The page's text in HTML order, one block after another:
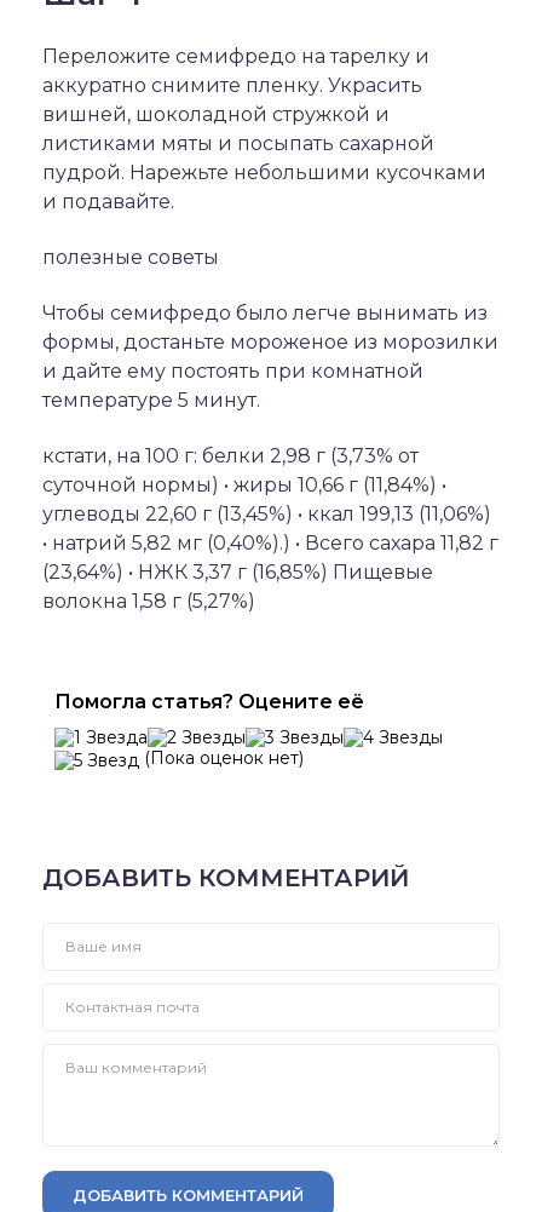
Переложите семифредо на тарелку и
аккуратно снимите пленку. Украсить
вишней, шоколадной стружкой и
листиками мяты и посыпать сахарной
пудрой. Нарежьте небольшими кусочками
и подавайте.
полезные советы
Чтобы семифредо было легче вынимать из
формы, достаньте мороженое из морозилки
и дайте ему постоять при комнатной
температуре 5 минут.
кстати, на 100 г: белки 2,98 г (3,73% от
суточной нормы) • жиры 10,66 г (11,84%) •
углеводы 22,60 г (13,45%) • ккал 199,13 (11,06%)
• натрий 5,82 мг (0,40%).) • Всего сахара 11,82 г
(23,64%) • НЖК 3,37 г (16,85%) Пищевые
волокна 1,58 г (5,27%)
Помогла статья? Оцените её
(Пока оценок нет)
ДОБАВИТЬ КОММЕНТАРИЙ
ДОБАВИТЬ КОММЕНТАРИЙ